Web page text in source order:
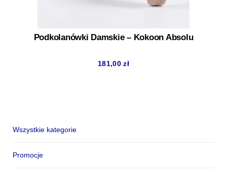
Podkolanówki Damskie – Kokoon Absolu
181,00zł
Wszystkie kategorie
Promocje